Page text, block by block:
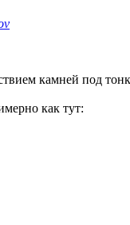
камней под
как тут: